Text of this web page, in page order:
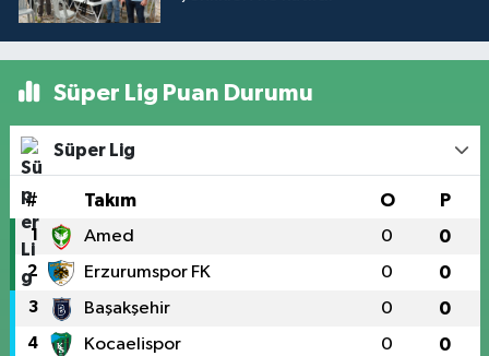
Süper Lig Puan Durumu
Süper Lig
# Takım O P
1 Amed 0 0
2 Erzurumspor FK 0 0
3 Başakşehir 0 0
4 Kocaelispor 0 0